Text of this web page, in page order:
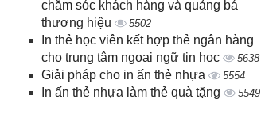
chăm sóc khách hàng và quảng bá
thương hiệu
5502
In thẻ học viên kết hợp thẻ ngân hàng
cho trung tâm ngoại ngữ tin học
5638
Giải pháp cho in ấn thẻ nhựa 5554
In ấn thẻ nhựa làm thẻ quà tặng 5549